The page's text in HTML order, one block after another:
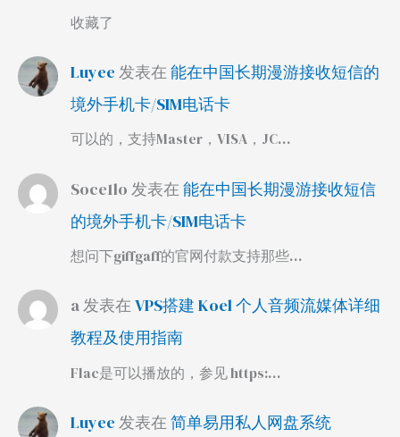
收藏了
Luyee 发表在 能在中国长期漫游接收短信的
境外手机卡/SIM电话卡
可以的，支持Master，VISA，JC…
Soce1lo 发表在 能在中国长期漫游接收短信
的境外手机卡/SIM电话卡
想问下giffgaff的官网付款支持那些…
a发表在VPS搭建 Koel 个人音频流媒体详细
教程及使用指南
Flac是可以播放的，参见 https:…
Luyee 发表在 简单易用私人网盘系统